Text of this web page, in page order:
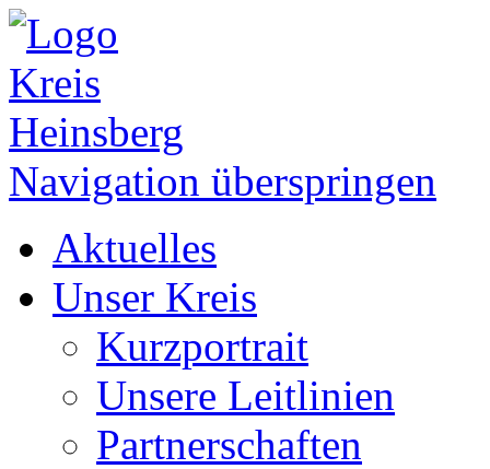
Navigation überspringen
Aktuelles
Unser Kreis
Kurzportrait
Unsere Leitlinien
Partnerschaften